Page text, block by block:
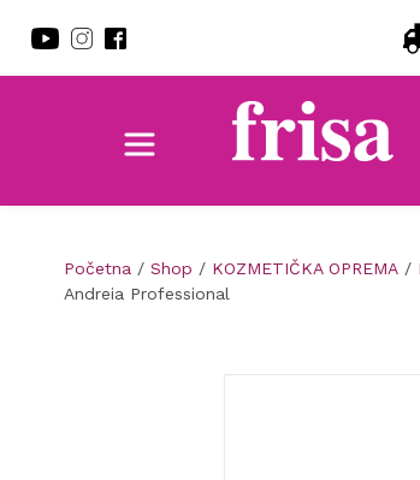
Početna / Shop / KOZMETIČKA OPREMA /
Andreia Professional